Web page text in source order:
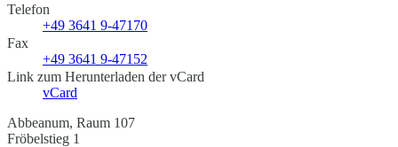
Telefon
+49 3641 9-47170
Fax
+49 3641 9-47152
Link zum Herunterladen der vCard
vCard
Abbeanum, Raum 107
Fröbelstieg 1